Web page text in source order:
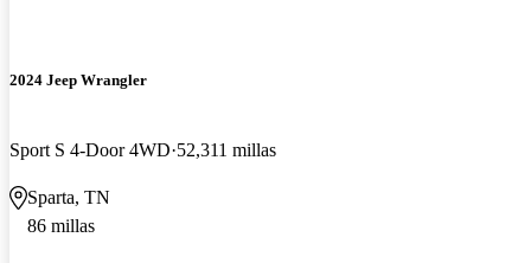
2024 Jeep Wrangler
Sport S 4-Door 4WD 52,311 millas
Sparta, TN
86 millas